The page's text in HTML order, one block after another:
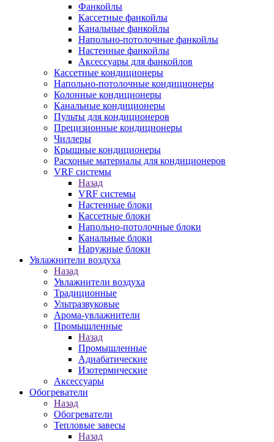
Фанкойлы
Кассетные фанкойлы
Канальные фанкойлы
Напольно-потолочные фанкойлы
Настенные фанкойлы
Аксессуары для фанкойлов
Кассетные кондиционеры
Напольно-потолочные кондиционеры
Колонные кондиционеры
Канальные кондиционеры
Пульты для кондиционеров
Прецизионные кондиционеры
Чиллеры
Крышные кондиционеры
Расхоные материалы для кондиционеров
VRF системы
Назад
VRF системы
Настенные блоки
Кассетные блоки
Напольно-потолочные блоки
Канальные блоки
Наружные блоки
Увлажнители воздуха
Назад
Увлажнители воздуха
Традиционные
Ультразвуковые
Арома-увлажнители
Промышленныe
Назад
Промышленныe
Адиабатические
Изотермические
Аксессуары
Обогреватели
Назад
Обогреватели
Тепловые завесы
Назад